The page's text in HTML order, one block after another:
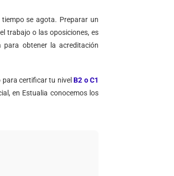
se agota. Preparar un
trabajo o las oposiciones, es
obtener la acreditación
para certificar tu nivelB2 o C1
en Estualia conocemos los